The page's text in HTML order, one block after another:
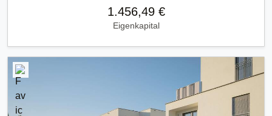
1.456,49 €
Eigenkapital